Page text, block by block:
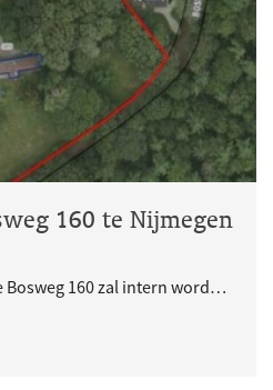
160 te Nijmegen
De bestaande villa aan de Bosweg 160 zal intern worden verbouwd tot 10 appartementen. Het parkeerterrein ten noorden van de villa zal worden heringericht en vergroend. Daarnaast worden in de noordwesthoek van het perceel twee levensloopbestendige woningen gerealiseerd. De vill